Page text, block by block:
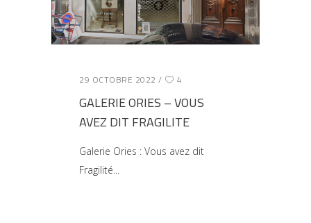
29 OCTOBRE 2022 4
GALERIE ORIES – VOUS
AVEZ DIT FRAGILITE
Galerie Ories : Vous avez dit
Fragilité